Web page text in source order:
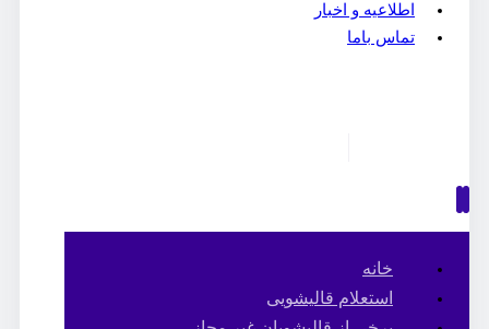
اطلاعیه و اخبار
تماس باما
خانه
استعلام قالیشویی